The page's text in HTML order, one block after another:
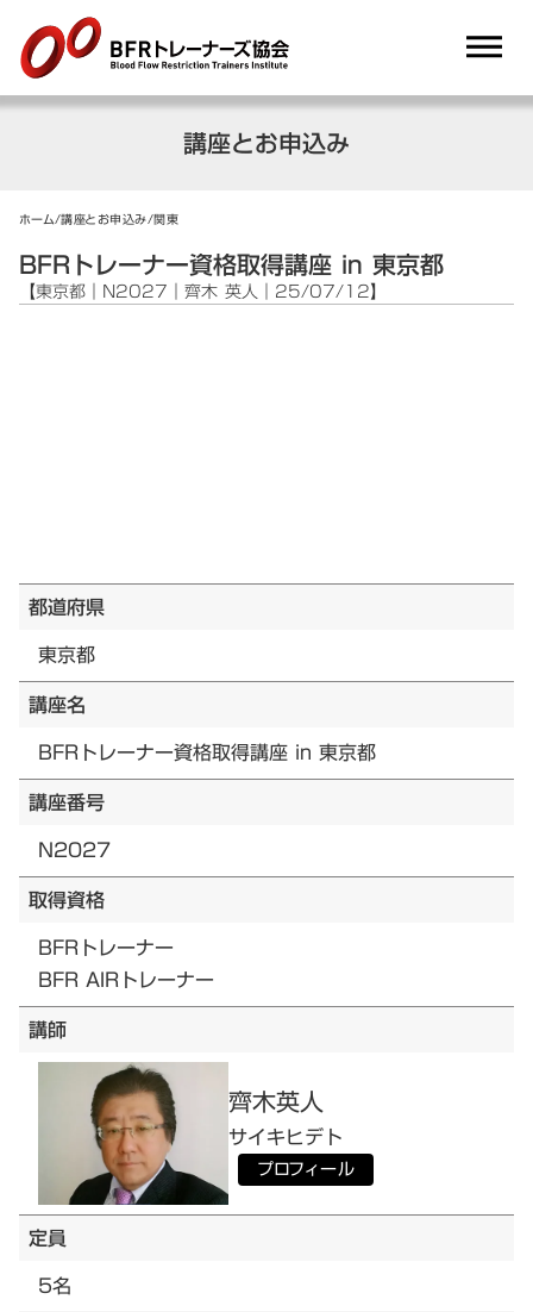
講座とお申込み
ホーム/講座とお申込み/関東
BFRトレーナー資格取得講座 in 東京都
【東京都｜N2027｜齊木 英人｜25/07/12】
都道府県
東京都
講座名
BFRトレーナー資格取得講座 in 東京都
講座番号
N2027
取得資格
BFRトレーナー
BFR AIRトレーナー
講師
齊木英人
サイキヒデト
プロフィール
定員
5名
dehaze